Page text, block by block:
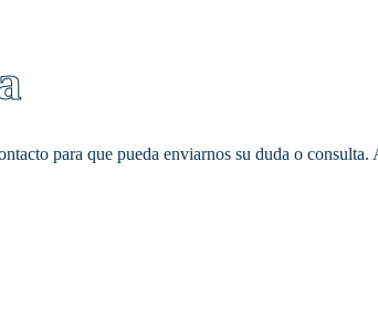
para que pueda enviarnos su duda o consulta.